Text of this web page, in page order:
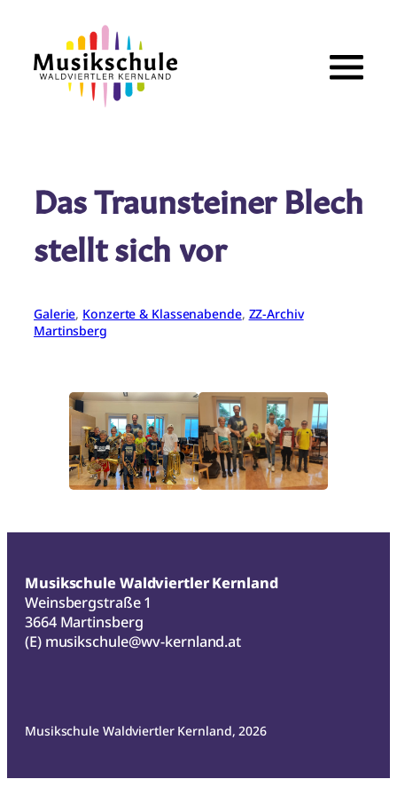
springen
Das Traunsteiner Blech
stellt sich vor
Galerie, Konzerte & Klassenabende, ZZ-Archiv
Martinsberg
Musikschule Waldviertler Kernland
Weinsbergstraße 1
3664 Martinsberg
(E) musikschule@wv-kernland.at
Musikschule Waldviertler Kernland, 2026